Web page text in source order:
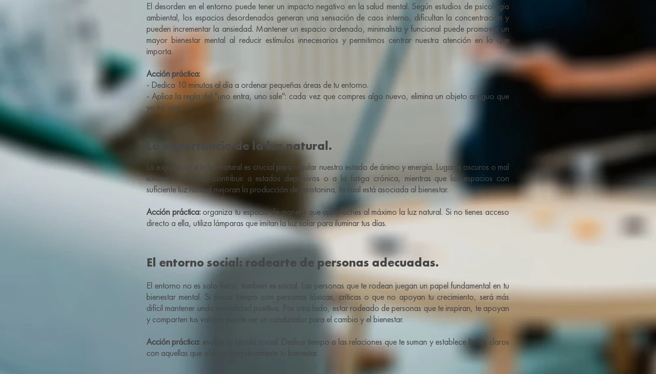
El desorden en el entorno puede tener un impacto negativo en la salud mental. Según estudios de psicología
ambiental, los espacios desordenados generan una sensación de caos interno, dificultan la concentración y
pueden incrementar la ansiedad. Mantener un espacio ordenado, minimalista y funcional puede promover un
mayor bienestar mental al reducir estímulos innecesarios y permitirnos centrar nuestra atención en lo que
importa.
Acción práctica:
- Dedica 10 minutos al día a ordenar pequeñas áreas de tu entorno.
- Aplica la regla del "uno entra, uno sale": cada vez que compres algo nuevo, elimina un objeto antiguo que
ya no uses.
La importancia de la luz natural.
La exposición a la luz natural es crucial para regular nuestro estado de ánimo y energía. Lugares oscuros o mal
iluminados pueden contribuir a estados depresivos o a la fatiga crónica, mientras que los espacios con
suficiente luz natural mejoran la producción de serotonina, la cual está asociada al bienestar.
Acción práctica:organiza tu espacio de manera que aproveches al máximo la luz natural. Si no tienes acceso
directo a ella, utiliza lámparas que imitan la luz solar para iluminar tus días.
El entorno social: rodearte de personas adecuadas.
El entorno no es solo físico, también es social. Las personas que te rodean juegan un papel fundamental en tu
bienestar mental. Si pasas tiempo con personas tóxicas, críticas o que no apoyan tu crecimiento, será más
difícil mantener unda mentalidad positiva. Por otro lado, estar rodeado de personas que te inspiran, te apoyan
y comparten tus valores puede ser un catalizador para el cambio y el bienestar.
Acción práctica: evalúa tu círculo social. Dedica tiempo a las relaciones que te suman y establece límites claros
con aquellas que afectan negativamente tu bienestar.